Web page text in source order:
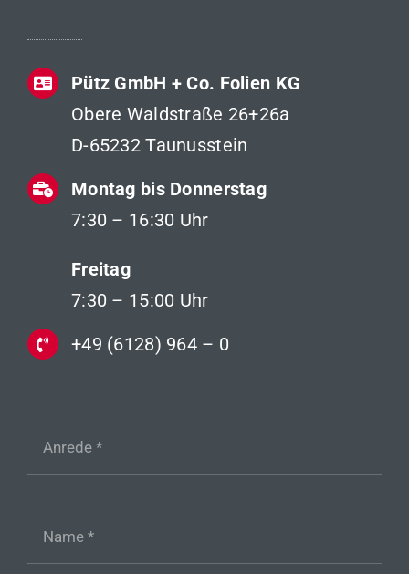
Pütz GmbH + Co. Folien KG
Obere Waldstraße 26+26a
D-65232 Taunusstein
Montag bis Donnerstag
7:30 – 16:30 Uhr
Freitag
7:30 – 15:00 Uhr
+49 (6128) 964 – 0